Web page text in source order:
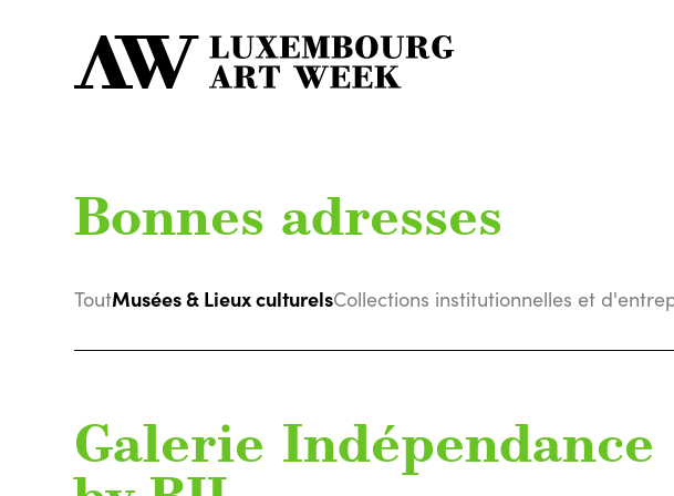
Bonnes adresses
ToutMusées & Lieux culturelsCollections institutionnelles et
Galerie Indépendance